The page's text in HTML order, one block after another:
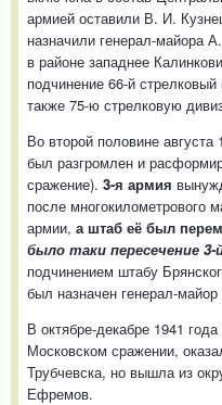
армией оставили В. И.
назначили генерал-майора
в районе западнее
подчинение 66-й
также 75-ю стрелковую
Во второй половине
был разгромлен и
сражение). 3-я армия
после многокилометрового
армии, а штаб её был
было таки пересечение 3-
подчинением штабу
был назначен генерал-
В октябре-декабре 1941
Московском сражении,
Трубчевска, но вышла из
Ефремов.